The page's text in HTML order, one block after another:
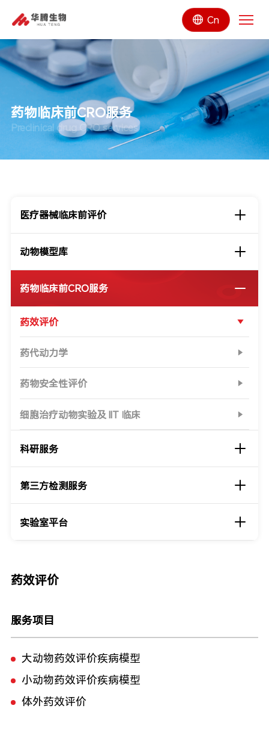
Cn
药物临床前CRO服务
Preclinical drug CRO services
医疗器械临床前评价
动物模型库
药物临床前CRO服务
药效评价
药代动力学
药物安全性评价
细胞治疗动物实验及 IIT 临床
科研服务
第三方检测服务
实验室平台
药效评价
服务项目
大动物药效评价疾病模型
小动物药效评价疾病模型
体外药效评价